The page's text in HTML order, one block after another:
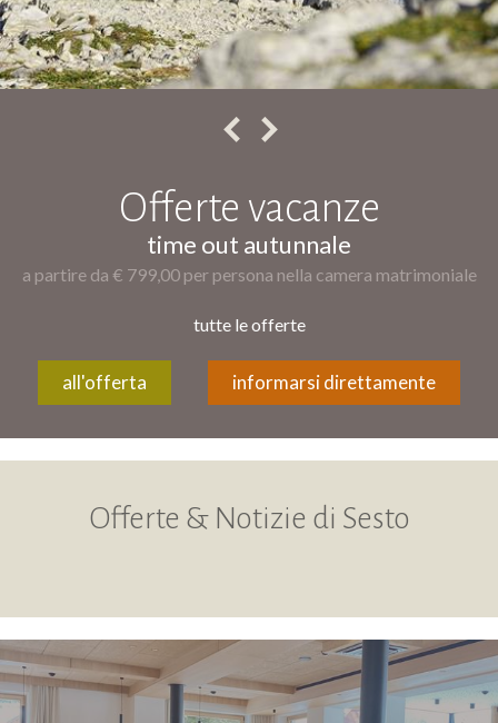
Offerte vacanze
golden bike time
a partire da € 499,00 per persona nella camera matrimoniale
tutte le offerte
all'offerta informarsi direttamente
Offerte & Notizie di Sesto